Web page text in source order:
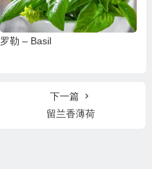
罗勒 – Basil
下一篇
留兰香薄荷